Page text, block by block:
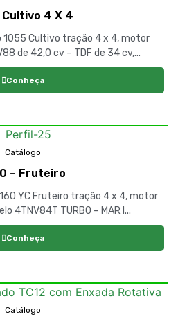
Cultivo 4 X 4
Cultivo tração 4 x 4, motor
de 42,0 cv – TDF de 34 cv,...
Conheça
Catálogo
– Fruteiro
YC Fruteiro tração 4 x 4, motor
4TNV84T TURBO – MAR I...
Conheça
Catálogo